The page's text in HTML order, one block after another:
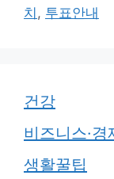
리
그
치 , 투표안내
건강
비즈니스·경
생활꿀팁